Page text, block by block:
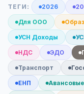
ТЕГИ: 2026
Для ООО
УСН Доходы
НДС ЭДО
Транспорт
ЕНП